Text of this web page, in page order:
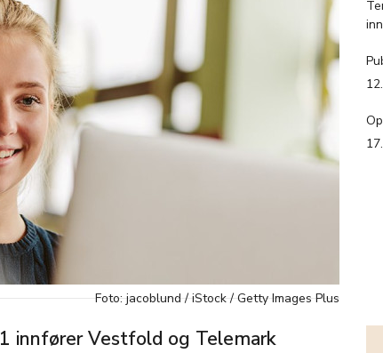
Foto: jacoblund / iStock / Getty Images Plus
innfører Vestfold og Telemark